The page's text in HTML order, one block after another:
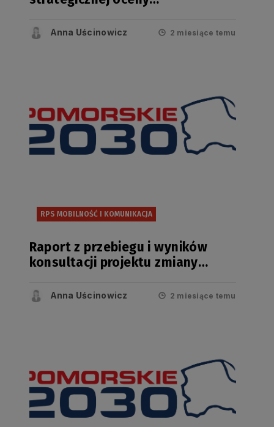
projektu zmiany RPS w zakresie
Anna Uścinowicz 2 miesiące temu
RPS MOBILNOŚĆ I KOMUNIKACJA
Raport z przebiegu i wyników
konsultacji projektu zmiany
Strategicznego w zakresie
Anna Uścinowicz 2 miesiące temu